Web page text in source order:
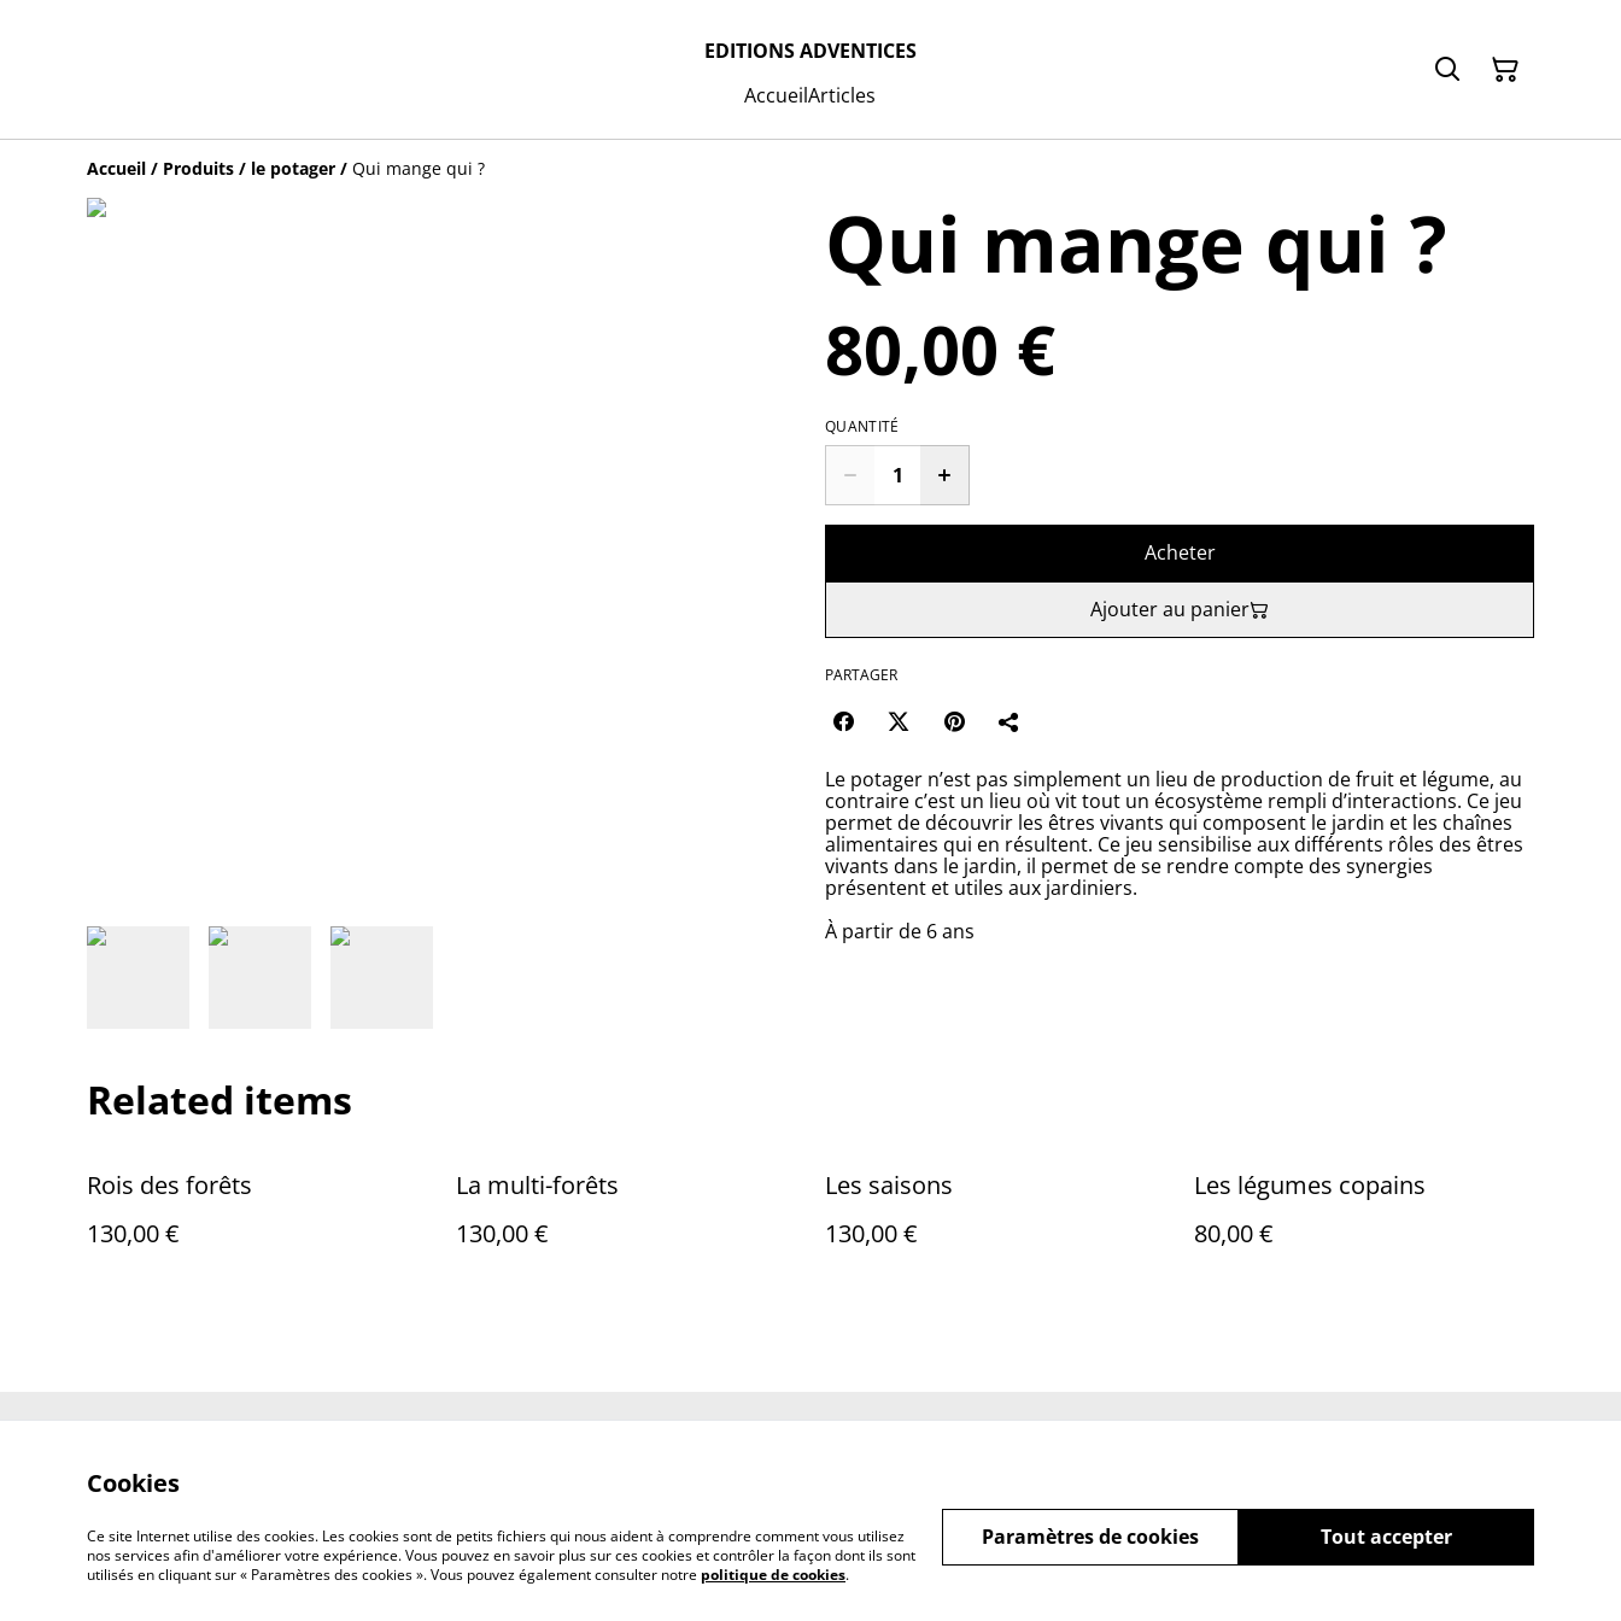
EDITIONS ADVENTICES
AccueilArticles
Accueil / Produits / le potager / Qui mange qui ?
Qui mange qui ?
80,00 €
QUANTITÉ
Acheter
Ajouter au panier
PARTAGER
Le potager n’est pas simplement un lieu de production de fruit et légume, au
contraire c’est un lieu où vit tout un écosystème rempli d’interactions. Ce jeu
permet de découvrir les êtres vivants qui composent le jardin et les chaînes
alimentaires qui en résultent. Ce jeu sensibilise aux différents rôles des êtres
vivants dans le jardin, il permet de se rendre compte des synergies
présentent et utiles aux jardiniers.
À partir de 6 ans
Related items
Rois des forêts
130,00 €
La multi-forêts
130,00 €
Les saisons
130,00 €
Les légumes copains
80,00 €
©2026 EDITIONS ADVENTICES
Cookies
Ce site Internet utilise des cookies. Les cookies sont de petits fichiers qui nous aident à comprendre comment vous utilisez
nos services afin d'améliorer votre expérience. Vous pouvez en savoir plus sur ces cookies et contrôler la façon dont ils sont
utilisés en cliquant sur « Paramètres des cookies ». Vous pouvez également consulter notre politique de cookies.
Tout accepter
Paramètres de cookies